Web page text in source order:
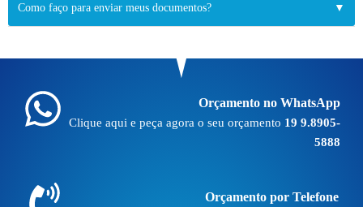
Como faço para enviar meus documentos? ▼
Orçamento no WhatsApp
Clique aqui e peça agora o seu orçamento 19 9.8905-
5888
Orçamento por Telefone